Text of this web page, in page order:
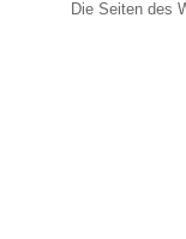
Die Seiten des